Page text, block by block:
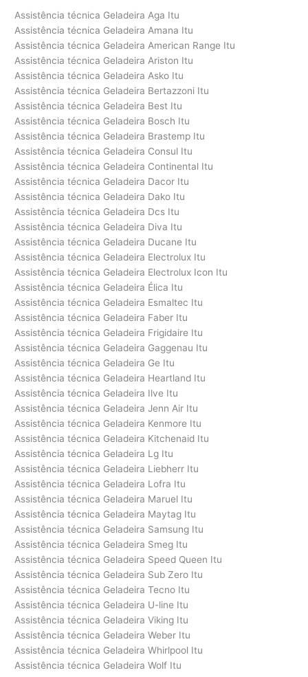
Assistência técnica Geladeira Aga Itu
Assistência técnica Geladeira Amana Itu
Assistência técnica Geladeira American Range Itu
Assistência técnica Geladeira Ariston Itu
Assistência técnica Geladeira Asko Itu
Assistência técnica Geladeira Bertazzoni Itu
Assistência técnica Geladeira Best Itu
Assistência técnica Geladeira Bosch Itu
Assistência técnica Geladeira Brastemp Itu
Assistência técnica Geladeira Consul Itu
Assistência técnica Geladeira Continental Itu
Assistência técnica Geladeira Dacor Itu
Assistência técnica Geladeira Dako Itu
Assistência técnica Geladeira Dcs Itu
Assistência técnica Geladeira Diva Itu
Assistência técnica Geladeira Ducane Itu
Assistência técnica Geladeira Electrolux Itu
Assistência técnica Geladeira Electrolux Icon Itu
Assistência técnica Geladeira Élica Itu
Assistência técnica Geladeira Esmaltec Itu
Assistência técnica Geladeira Faber Itu
Assistência técnica Geladeira Frigidaire Itu
Assistência técnica Geladeira Gaggenau Itu
Assistência técnica Geladeira Ge Itu
Assistência técnica Geladeira Heartland Itu
Assistência técnica Geladeira Ilve Itu
Assistência técnica Geladeira Jenn Air Itu
Assistência técnica Geladeira Kenmore Itu
Assistência técnica Geladeira Kitchenaid Itu
Assistência técnica Geladeira Lg Itu
Assistência técnica Geladeira Liebherr Itu
Assistência técnica Geladeira Lofra Itu
Assistência técnica Geladeira Maruel Itu
Assistência técnica Geladeira Maytag Itu
Assistência técnica Geladeira Samsung Itu
Assistência técnica Geladeira Smeg Itu
Assistência técnica Geladeira Speed Queen Itu
Assistência técnica Geladeira Sub Zero Itu
Assistência técnica Geladeira Tecno Itu
Assistência técnica Geladeira U-line Itu
Assistência técnica Geladeira Viking Itu
Assistência técnica Geladeira Weber Itu
Assistência técnica Geladeira Whirlpool Itu
Assistência técnica Geladeira Wolf Itu